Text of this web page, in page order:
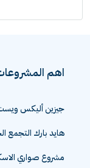
اهم
جيزين أليكس
هايد بارك التجمع
مشروع صواري